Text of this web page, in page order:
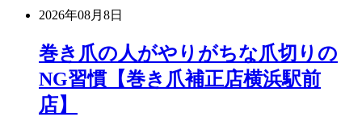
2026年08月8日
巻き爪の人がやりがちな爪切りの
NG習慣【巻き爪補正店横浜駅前
店】